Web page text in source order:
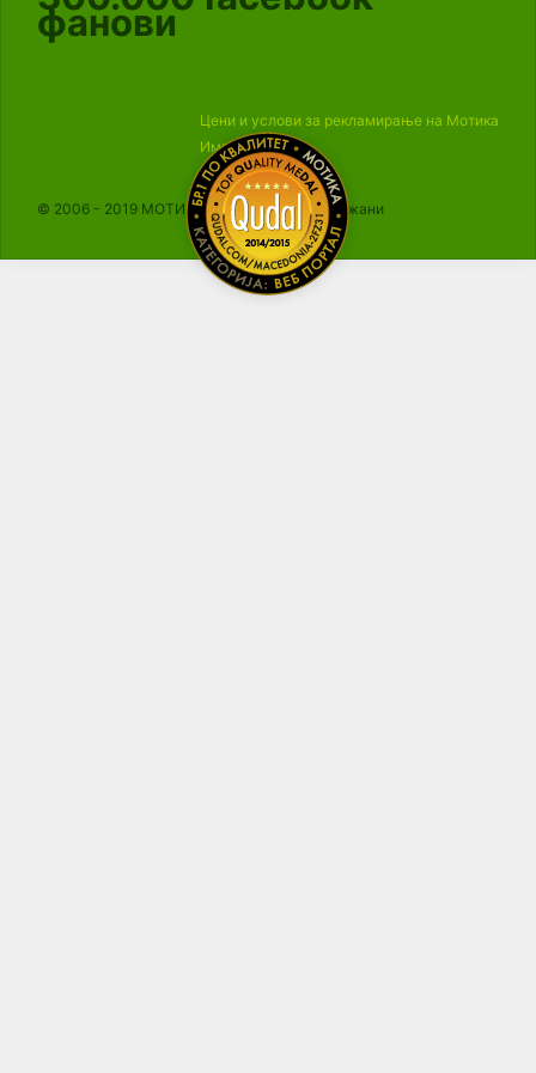
фанови
Цени и услови за рекламирање на Мотика
Импресум
© 2006 - 2019 МОТИКА, Сите права се задржани